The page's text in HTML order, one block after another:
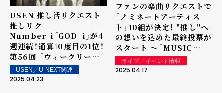
USEN 推し活リクエスト
推しリク
Number_i「GOD_i」が4
週連続！通算10度目の1位！
第56回 「ウィークリーラ
ンキング」を発表～ 上位ラ
ンクイン楽曲は街中・店内
USEN／U-NEXT関連
2025.04.23
ファンの楽曲リクエストで
「ノミネートアーティス
ト」10組が決定！ "推し"へ
の想いを込めた最終投票が
スタート ～「MUSIC
AWARDS JAPAN」リクエ
スト特別賞 「推し活リクエ
ライブ／イベント情報
2025.04.17